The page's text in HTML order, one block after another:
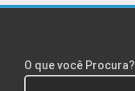
O que você Procura?